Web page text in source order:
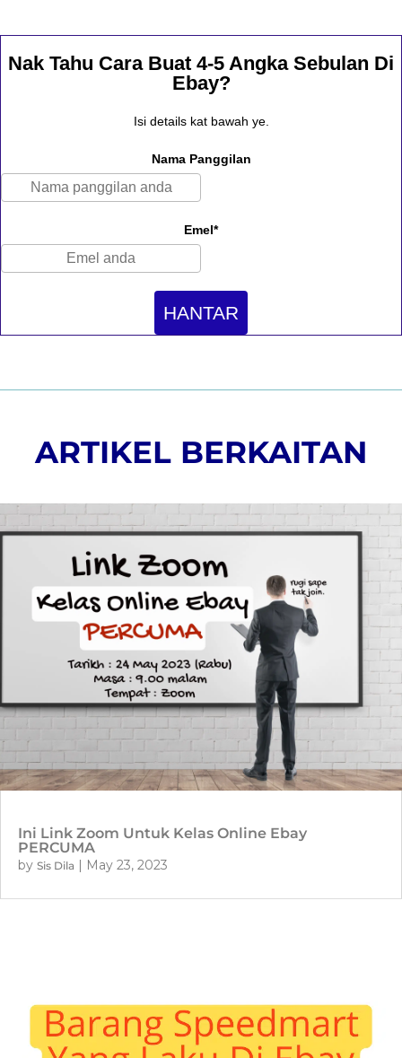
Nak Tahu Cara Buat 4-5 Angka Sebulan Di
Ebay?
Isi details kat bawah ye.
Nama Panggilan
Emel*
HANTAR
ARTIKEL BERKAITAN
Ini Link Zoom Untuk Kelas Online Ebay
PERCUMA
by Sis Dila May 23, 2023